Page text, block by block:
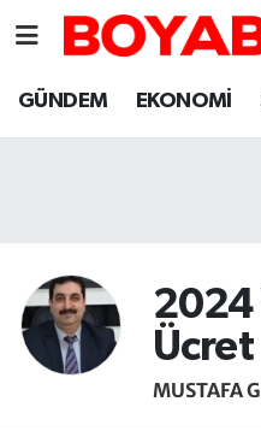
GÜNDEM EKONOMİ
2024
Ücret
MUSTAFA
Sinop Nöbetçi
Sinop Trafik
Süper Lig Puan
Tüm Manşetler